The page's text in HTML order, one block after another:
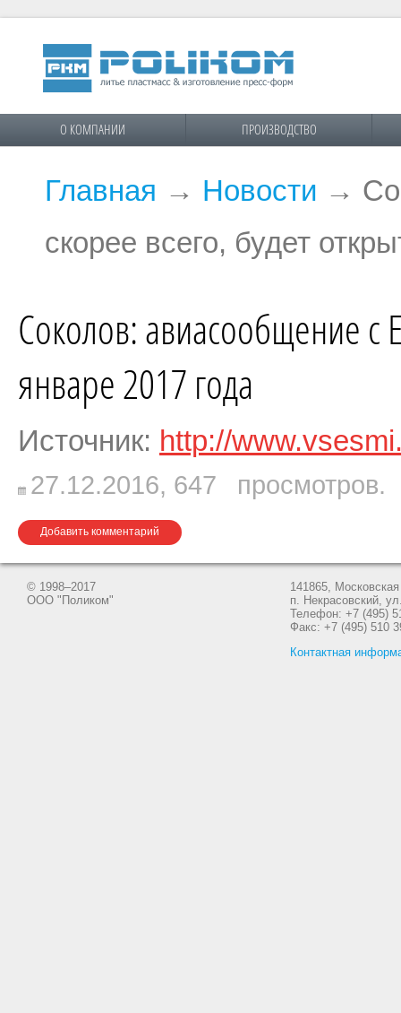
О КОМПАНИИ ПРОИЗВОДСТВО
Главная → Новости →
скорее всего, будет
Соколов: авиасообщение с
январе 2017 года
Источник: http://
27.12.2016, 647 просмотров.
Добавить комментарий
© 1998–2017
ООО "Поликом"
141865,
п. Некрасовский,
Телефон: +7 (495)
Факс: +7 (495) 510
Контактная